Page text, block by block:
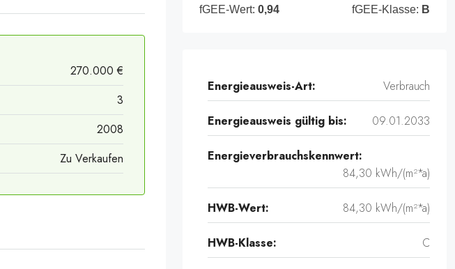
270.000 €
3
2008
Zu Verkaufen
fGEE-Wert: 0,94 fGEE-Klasse: B
Energieausweis-Art: Verbrauch
Energieausweis gültig bis: 09.01.2033
Energieverbrauchskennwert:
84,30 kWh/(m²*a)
HWB-Wert: 84,30 kWh/(m²*a)
HWB-Klasse: C